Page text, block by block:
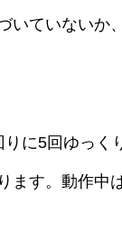
いていないか
に5回ゆっく
ます。動作中